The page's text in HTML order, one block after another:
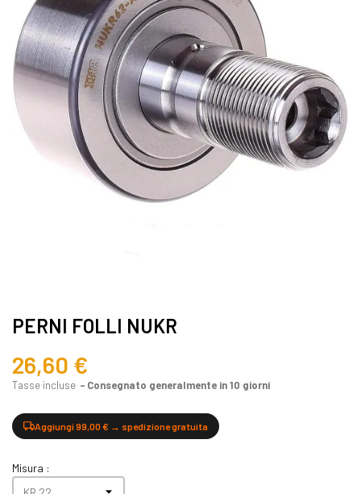
PERNI FOLLI NUKR
26,60 €
Tasse incluse Consegnato generalmente in 10 giorni
Aggiungi 99,00 € → spedizione gratuita
Misura :